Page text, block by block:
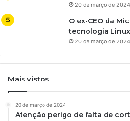
20 de março de 2024
O ex-CEO da
tecnologia Linux
20 de março de 2024
Mais vistos
20 de março de 2024
Atenção perigo de falta de